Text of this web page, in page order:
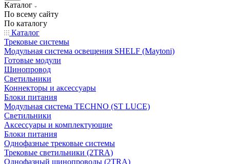
Каталог
По всему сайту
По каталогу
Каталог
Трековые системы
Модульная система освещения SHELF (Maytoni)
Готовые модули
Шинопровод
Светильники
Коннекторы и аксессуары
Блоки питания
Модульная система TECHNO (ST LUCE)
Светильники
Аксессуары и комплектующие
Блоки питания
Однофазные трековые системы
Трековые светильники (2TRA)
Однофазный шинопроводы (2TRA)